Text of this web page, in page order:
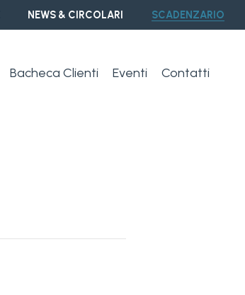
NEWS & CIRCOLARI SCADENZARIO
Bacheca Clienti Eventi Contatti